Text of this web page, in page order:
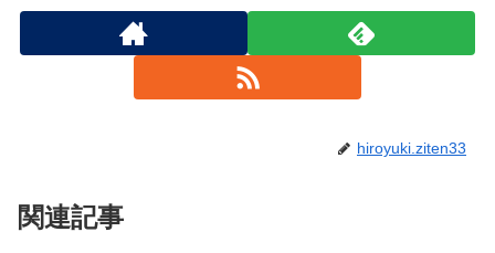
hiroyuki.ziten33
関連記事